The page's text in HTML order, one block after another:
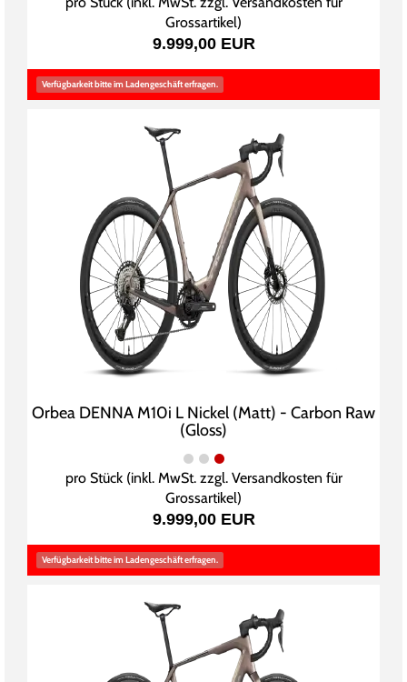
Grossartikel)
9.999,00 EUR
Verfügbarkeit bitte im Ladengeschäft erfragen.
Orbea DENNA M10i L Nickel (Matt) - Carbon Raw
(Gloss)
pro Stück (inkl. MwSt. zzgl. Versandkosten für
Grossartikel)
9.999,00 EUR
Verfügbarkeit bitte im Ladengeschäft erfragen.